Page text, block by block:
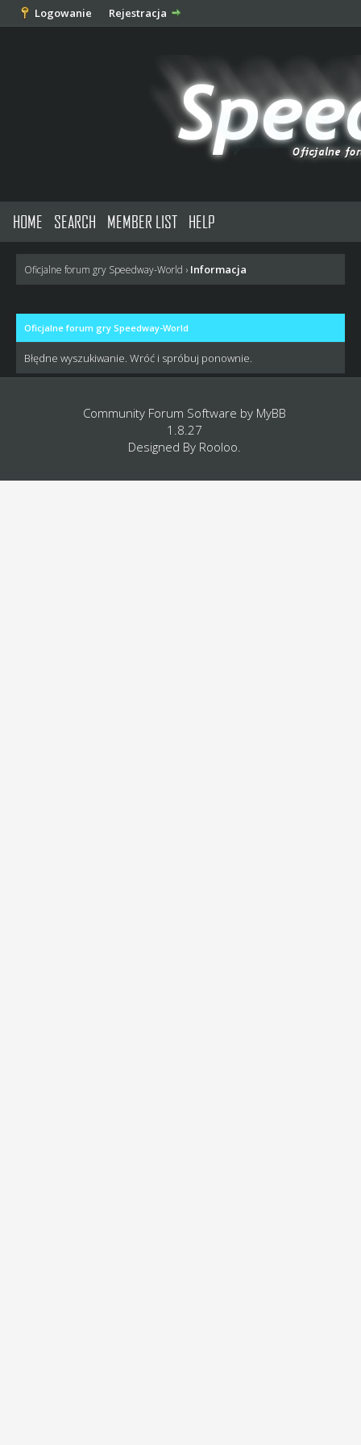
Logowanie Rejestracja
HOME SEARCH MEMBER LIST HELP
Oficjalne forum gry Speedway-World › Informacja
Oficjalne forum gry Speedway-World
Błędne wyszukiwanie. Wróć i spróbuj ponownie.
Community Forum Software by MyBB
1.8.27
Designed By Rooloo.